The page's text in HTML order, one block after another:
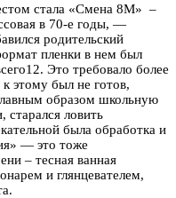
стала «Смена 8М» –
в 70-е годы, —
родительский
пленки в нем был
Это требовало более
этому был не готов,
образом школьную
старался ловить
была обработка и
— это тоже
– тесная ванная
и глянцевателем,